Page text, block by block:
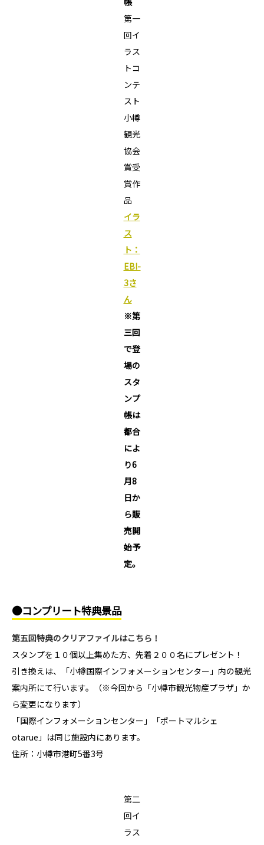
第一
回イ
ラス
トコ
ンテ
スト
小樽
観光
協会
賞受
賞作
品
イラ
ス
ト：
EBI-
3さ
ん
※第
三回
で登
場の
スタ
ンプ
帳は
都合
によ
り6
月8
日か
ら販
売開
始予
定。
●コンプリート特典景品
第五回特典のクリアファイルはこちら！
スタンプを１０個以上集めた方、先着２００名にプレゼント！
引き換えは、「小樽国際インフォメーションセンター」内の観光
案内所にて行います。（※今回から「小樽市観光物産プラザ」か
ら変更になります）
「国際インフォメーションセンター」「ポートマルシェ
otarue」は同じ施設内にあります。
住所：小樽市港町5番3号
第二
回イ
ラス